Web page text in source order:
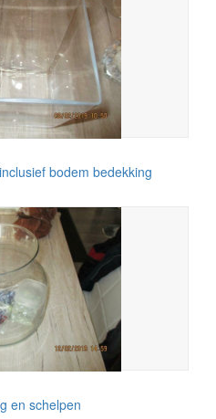
bodem bedekking
en schelpen